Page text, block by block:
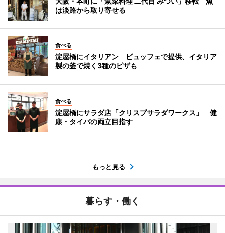
は淡路から取り寄せる
食べる
淀屋橋にイタリアン ビュッフェで提供、イタリア
製の釜で焼く3種のピザも
食べる
淀屋橋にサラダ店「クリスプサラダワークス」 健
康・タイパの両立目指す
もっと見る
暮らす・働く